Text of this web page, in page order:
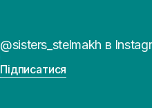
@sisters_stelmakh в
Підписатися